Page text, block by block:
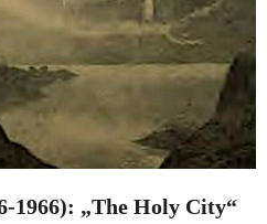
1966): „The Holy City“